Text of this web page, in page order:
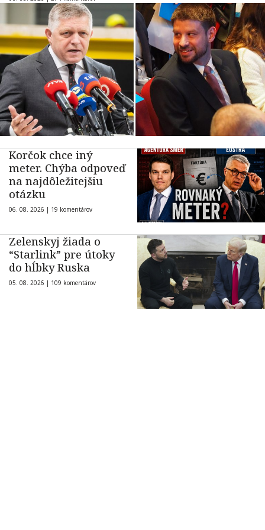
Korčok chce iný
meter. Chýba odpoveď
na najdôležitejšiu
otázku
06. 08. 2026 | 19 komentárov
Zelenskyj žiada o
“Starlink” pre útoky
do hĺbky Ruska
05. 08. 2026 | 109 komentárov